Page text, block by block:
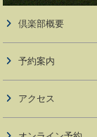
倶楽部概要
予約案内
アクセス